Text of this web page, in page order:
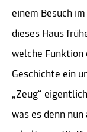
einem Besuch
dieses Haus
welche Funktion
Geschichte ein
„Zeug“
was es denn